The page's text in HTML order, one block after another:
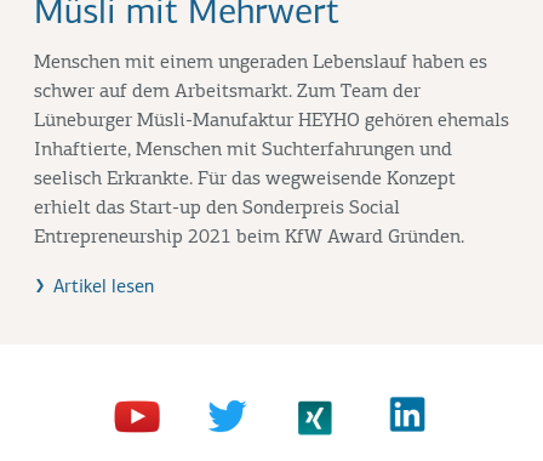
Müsli mit Mehrwert
Menschen mit einem ungeraden Lebenslauf haben es
schwer auf dem Arbeitsmarkt. Zum Team der
Lüneburger Müsli-Manufaktur HEYHO gehören ehemals
Inhaftierte, Menschen mit Suchterfahrungen und
seelisch Erkrankte. Für das wegweisende Konzept
erhielt das Start-up den Sonderpreis Social
Entrepreneurship 2021 beim KfW Award Gründen.
Artikel lesen